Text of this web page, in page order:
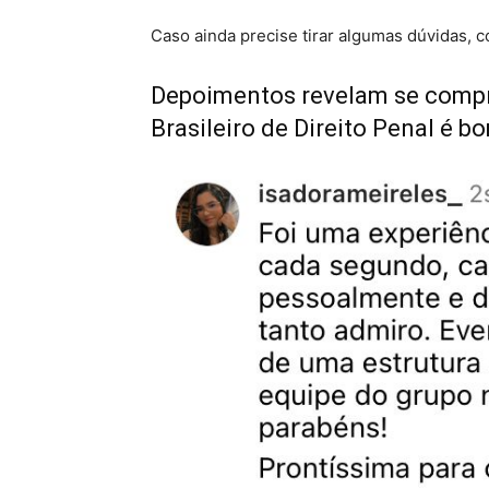
Caso ainda precise tirar algumas dúvidas,
Depoimentos revelam se
Brasileiro de Direito Penal é